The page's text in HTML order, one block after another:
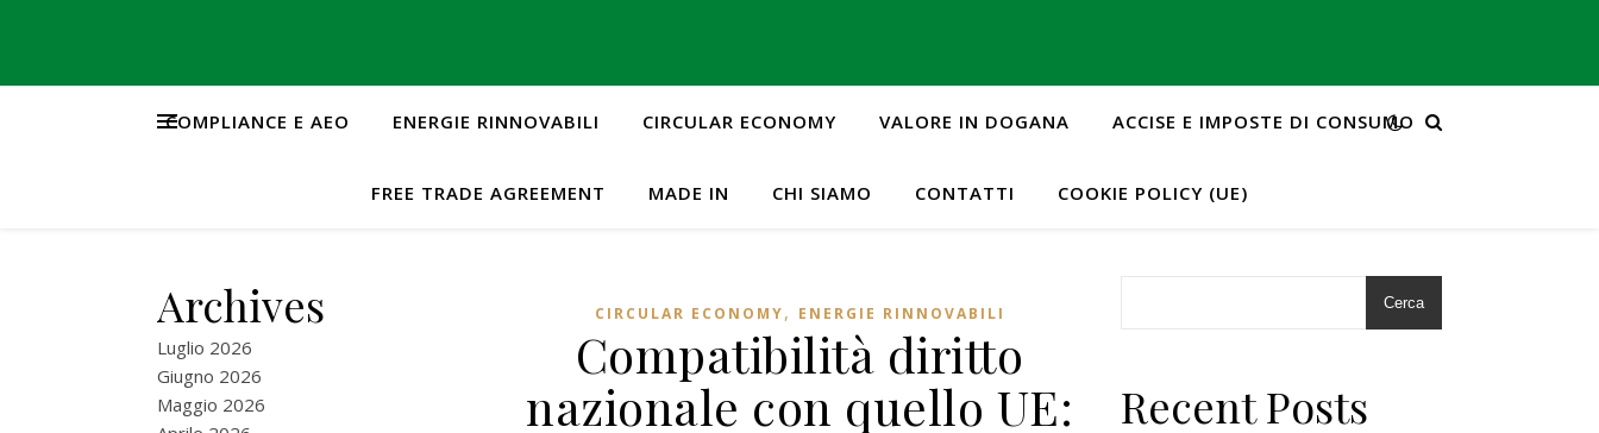
COMPLIANCE E AEO ENERGIE RINNOVABILI CIRCULAR ECONOMY VALORE IN DOGANA ACCISE E IMPOSTE DI CONSUMO
FREE TRADE AGREEMENT MADE IN CHI SIAMO CONTATTI COOKIE POLICY (UE)
Archives
Luglio 2026
Giugno 2026
Maggio 2026
CIRCULAR ECONOMY, ENERGIE RINNOVABILI
Compatibilità diritto
nazionale con quello UE:
Cerca
Recent Posts